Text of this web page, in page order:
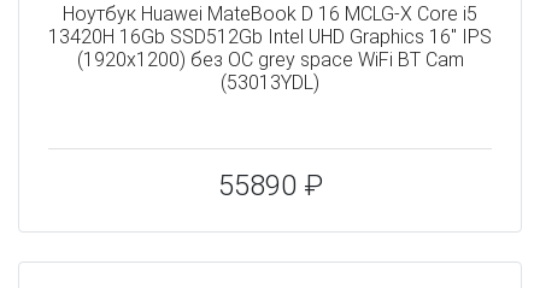
Ноутбук Huawei MateBook D 16 MCLG-X Core i5
13420H 16Gb SSD512Gb Intel UHD Graphics 16" IPS
(1920x1200) без ОС grey space WiFi BT Cam
(53013YDL)
55890 ₽